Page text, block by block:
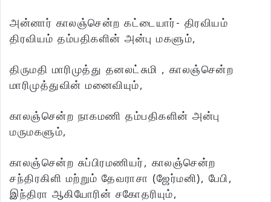
அன்னார் காலஞ்சென்ற கட்டையார்- திரவியம்
திரவியம் தம்பதிகளின் அன்பு மகளும்,
திருமதி மாரிமுத்து தனலட்சுமி , காலஞ்சென்ற
மாரிமுத்துவின் மனைவியும்,
காலஞ்சென்ற நாகமணி தம்பதிகளின் அன்பு
மருமகளும்,
காலஞ்சென்ற சுப்பிரமணியர், காலஞ்சென்ற
சந்திரகிளி மற்றும் தேவராசா (ஜேர்மனி), பேபி,
இந்திரா ஆகியோரின் சகோதரியும்,